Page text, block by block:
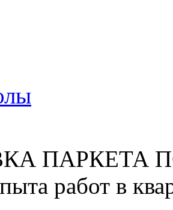
ПАРКЕТА
работ в